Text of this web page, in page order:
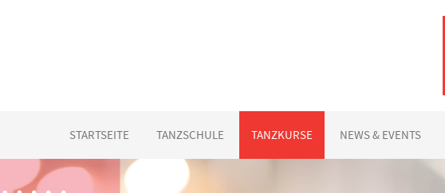
STARTSEITE TANZSCHULE TANZKURSE NEWS & EVENTS